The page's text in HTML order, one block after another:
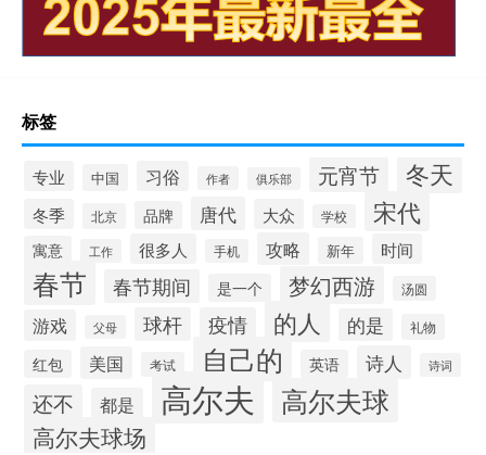
标签
专业 中国 习俗 作者 俱乐部 元宵节 冬天
冬季 北京 品牌 唐代 大众 学校 宋代
寓意 工作 很多人 手机 攻略 新年 时间
春节 春节期间 是一个 梦幻西游 汤圆
游戏 父母 球杆 疫情 的人 的是 礼物
红包 美国 考试 自己的 英语 诗人 诗词
还不 都是 高尔夫 高尔夫球
高尔夫球场